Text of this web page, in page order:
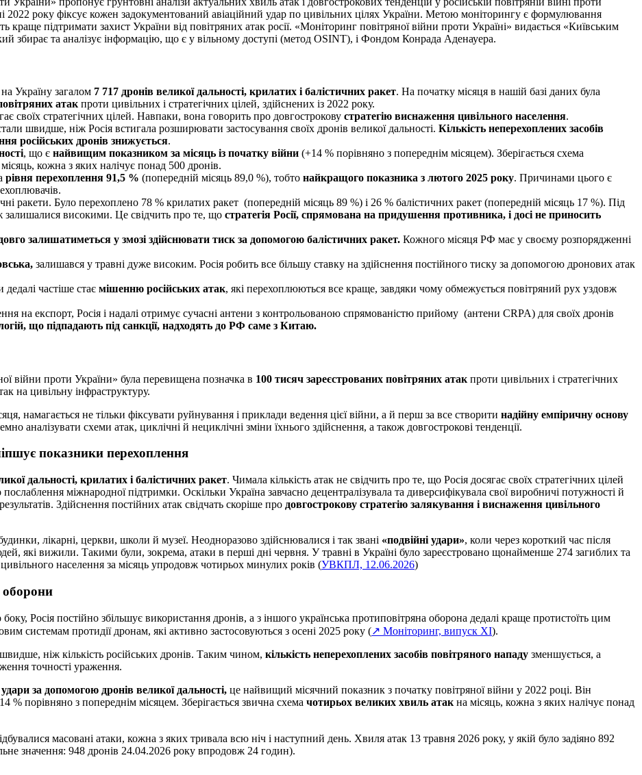
2022 року фіксує кожен задокументований авіаційний удар по цивільних цілях України. Метою моніторингу є формулювання
краще підтримати захист України від повітряних атак росії. «Моніторинг повітряної війни проти Україні» видається «Київським
збирає та аналізує інформацію, що є у вільному доступі (метод OSINT), і Фондом Конрада Аденауера.
на Україну загалом 7 717 дронів великої дальності, крилатих і балістичних ракет. На початку місяця в нашій базі даних була
атак проти цивільних і стратегічних цілей, здійснених із 2022 року.
своїх стратегічних цілей. Навпаки, вона говорить про довгострокову стратегію виснаження цивільного населення.
швидше, ніж Росія встигала розширювати застосування своїх дронів великої дальності. Кількість неперехоплених засобів
російських дронів знижується.
, що є найвищим показником за місяць із початку війни (+14 % порівняно з попереднім місяцем). Зберігається схема
кожна з яких налічує понад 500 дронів.
рівня перехоплення 91,5 % (попередній місяць 89,0 %), тобто найкращого показника з лютого 2025 року. Причинами цього є
ракети. Було перехоплено 78 % крилатих ракет (попередній місяць 89 %) і 26 % балістичних ракет (попередній місяць 17 %). Під
залишалися високими. Це свідчить про те, що стратегія Росії, спрямована на придушення противника, і досі не приносить
залишатиметься у змозі здійснювати тиск за допомогою балістичних ракет. Кожного місяця РФ має у своєму розпорядженні
залишався у травні дуже високим. Росія робить все більшу ставку на здійснення постійного тиску за допомогою дронових атак
дедалі частіше стає мішенню російських атак, які перехоплюються все краще, завдяки чому обмежується повітряний рух уздовж
на експорт, Росія і надалі отримує сучасні антени з контрольованою спрямованістю прийому (антени CRPA) для своїх дронів
що підпадають під санкції, надходять до РФ саме з Китаю.
війни проти України» була перевищена позначка в 100 тисяч зареєстрованих повітряних атак проти цивільних і стратегічних
на цивільну інфраструктуру.
намагається не тільки фіксувати руйнування і приклади ведення цієї війни, а й перш за все створити надійну емпіричну основу
аналізувати схеми атак, циклічні й нециклічні зміни їхнього здійснення, а також довгострокові тенденції.
показники перехоплення
дальності, крилатих і балістичних ракет. Чимала кількість атак не свідчить про те, що Росія досягає своїх стратегічних цілей
міжнародної підтримки. Оскільки Україна завчасно децентралізувала та диверсифікувала свої виробничі потужності й
Здійснення постійних атак свідчать скоріше про довгострокову стратегію залякування і виснаження цивільного
лікарні, церкви, школи й музеї. Неодноразово здійснювалися і так звані «подвійні удари», коли через короткий час після
які вижили. Такими були, зокрема, атаки в перші дні червня. У травні в Україні було зареєстровано щонайменше 274 загиблих та
населення за місяць упродовж чотирьох минулих років (УВКПЛ, 12.06.2026)
оборони
Росія постійно збільшує використання дронів, а з іншого українська протиповітряна оборона дедалі краще протистоїть цим
системам протидії дронам, які активно застосовуються з осені 2025 року (↗ Моніторинг, випуск XI).
ніж кількість російських дронів. Таким чином, кількість неперехоплених засобів повітряного нападу зменшується, а
точності ураження.
за допомогою дронів великої дальності, це найвищий місячний показник з початку повітряної війни у 2022 році. Він
% порівняно з попереднім місяцем. Зберігається звична схема чотирьох великих хвиль атак на місяць, кожна з яких налічує понад
масовані атаки, кожна з яких тривала всю ніч і наступний день. Хвиля атак 13 травня 2026 року, у якій було задіяно 892
значення: 948 дронів 24.04.2026 року впродовж 24 годин).